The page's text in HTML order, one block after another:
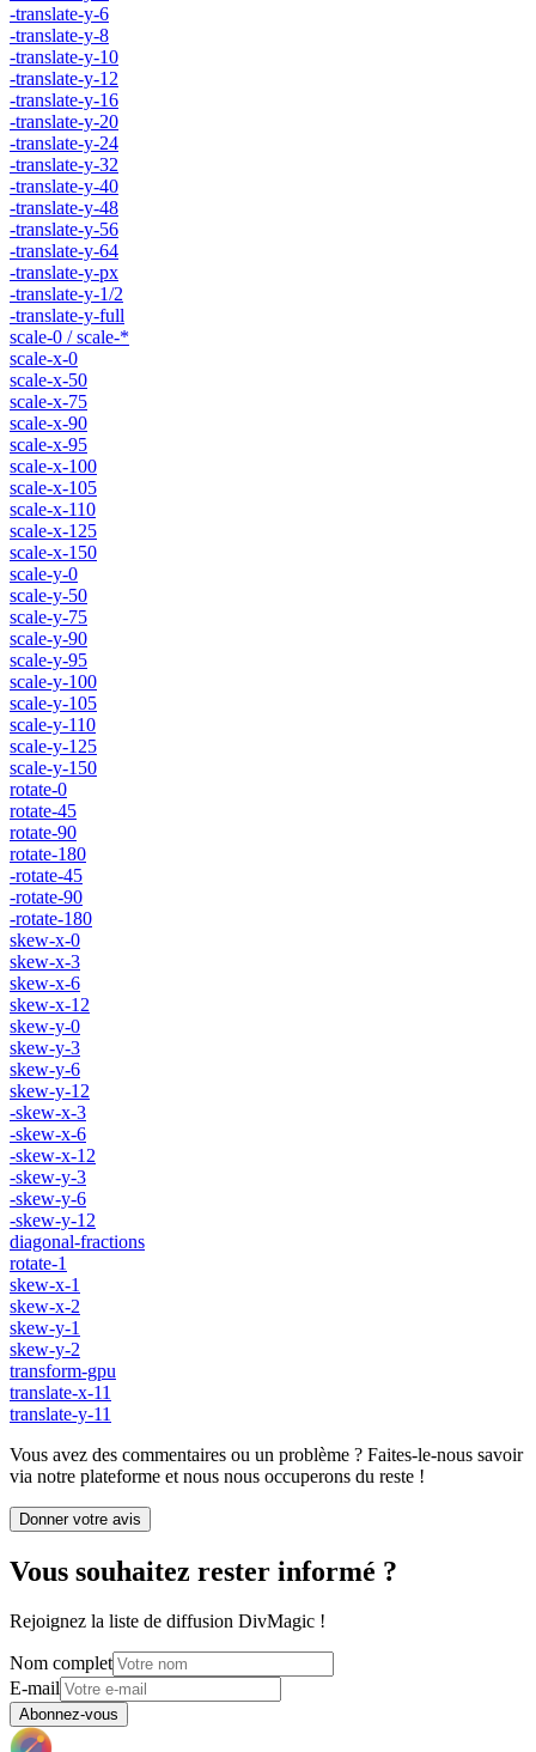
-translate-y-6
-translate-y-8
-translate-y-10
-translate-y-12
-translate-y-16
-translate-y-20
-translate-y-24
-translate-y-32
-translate-y-40
-translate-y-48
-translate-y-56
-translate-y-64
-translate-y-px
-translate-y-1/2
-translate-y-full
scale-0 / scale-*
scale-x-0
scale-x-50
scale-x-75
scale-x-90
scale-x-95
scale-x-100
scale-x-105
scale-x-110
scale-x-125
scale-x-150
scale-y-0
scale-y-50
scale-y-75
scale-y-90
scale-y-95
scale-y-100
scale-y-105
scale-y-110
scale-y-125
scale-y-150
rotate-0
rotate-45
rotate-90
rotate-180
-rotate-45
-rotate-90
-rotate-180
skew-x-0
skew-x-3
skew-x-6
skew-x-12
skew-y-0
skew-y-3
skew-y-6
skew-y-12
-skew-x-3
-skew-x-6
-skew-x-12
-skew-y-3
-skew-y-6
-skew-y-12
diagonal-fractions
rotate-1
skew-x-1
skew-x-2
skew-y-1
skew-y-2
transform-gpu
translate-x-11
translate-y-11
Vous avez des commentaires ou un problème ? Faites-le-nous savoir
via notre plateforme et nous nous occuperons du reste !
Donner votre avis
Vous souhaitez rester informé ?
Rejoignez la liste de diffusion DivMagic !
Nom complet
E-mail
Abonnez-vous